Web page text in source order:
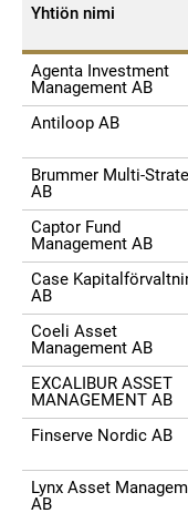
Yhtiön nimi
Agenta Investment
Management AB
Antiloop AB
Brummer Multi-
AB
Captor Fund
Management AB
Case
AB
Coeli Asset
Management AB
EXCALIBUR ASSET
MANAGEMENT AB
Finserve Nordic AB
Lynx Asset
AB